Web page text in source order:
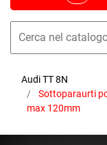
Audi TT 8N
Sottoparaurti
max 120mm